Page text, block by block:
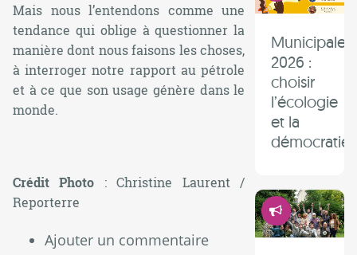
Mais nous l’entendons comme une
tendance qui oblige à questionner la
manière dont nous faisons les choses,
à interroger notre rapport au pétrole
et à ce que son usage génère dans le
monde.
Crédit Photo : Christine Laurent /
Reporterre
Municipales
2026 :
choisir
l’écologie
et la
démocratie
Ajouter un commentaire